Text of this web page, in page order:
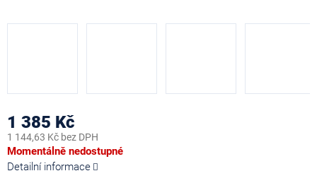
1 385 Kč
1 144,63 Kč bez DPH
Měrná
cena:
Momentálně nedostupné
Detailní informace